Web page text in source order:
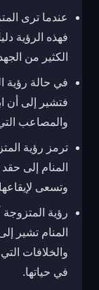
عندما ترى
فهذه الرؤية
الكثير من
في حالة رؤية
فتشير إلى أن
والمصاعب
ترمز رؤية
المنام إلى
وتسعى
رؤية
المنام تشير
والخلافات
في حياتها.